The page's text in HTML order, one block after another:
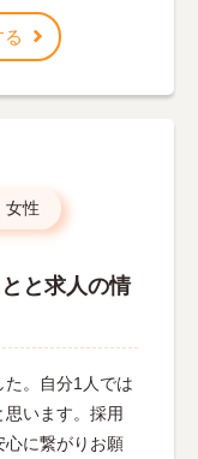
女性
と求人の情
た。自分1人では
います。採用
心に繋がりお願